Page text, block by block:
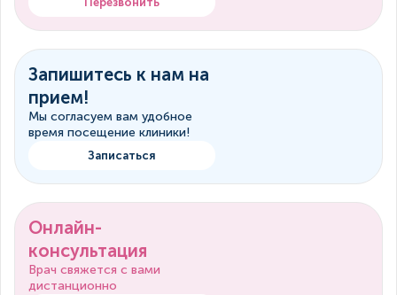
Запишитесь к нам на
прием!
Мы согласуем вам удобное
время посещение клиники!
Записаться
Онлайн-
консультация
Врач свяжется с вами
дистанционно